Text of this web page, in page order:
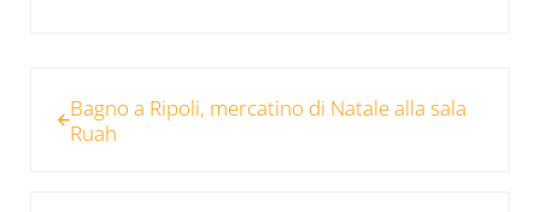
Bagno a Ripoli, mercatino di Natale alla sala
Ruah